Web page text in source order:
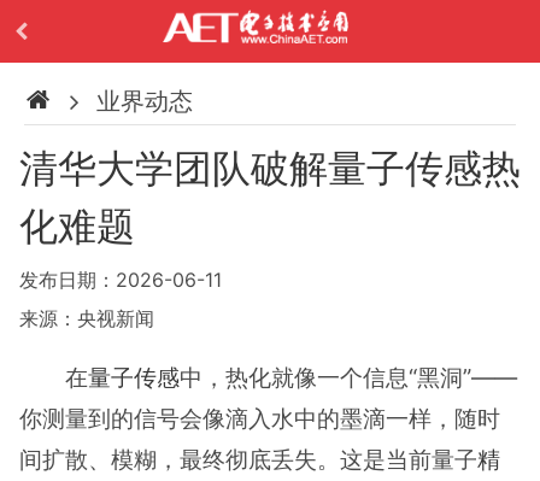
业界动态
清华大学团队破解量子传感热
化难题
发布日期：2026-06-11
来源：央视新闻
在量子传感中，热化就像一个信息“黑洞”——
你测量到的信号会像滴入水中的墨滴一样，随时
间扩散、模糊，最终彻底丢失。这是当前量子精